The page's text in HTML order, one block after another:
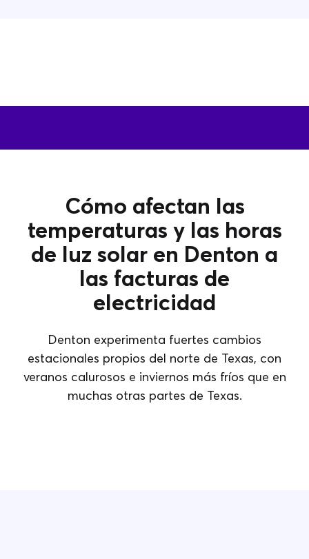
Cómo afectan las
temperaturas y las horas
de luz solar en Denton a
las facturas de
electricidad
Denton experimenta fuertes cambios
estacionales propios del norte de Texas, con
veranos calurosos e inviernos más fríos que en
muchas otras partes de Texas.